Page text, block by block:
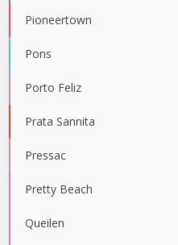
Pioneertown
Pons
Porto Feliz
Prata Sannita
Pressac
Pretty Beach
Queilen